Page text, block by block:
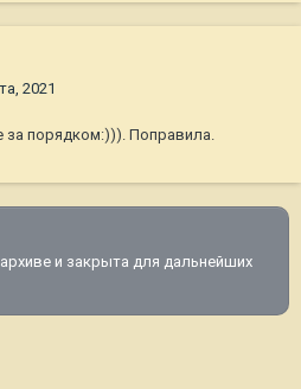
2021
за порядком:))). Поправила.
и закрыта для дальнейших